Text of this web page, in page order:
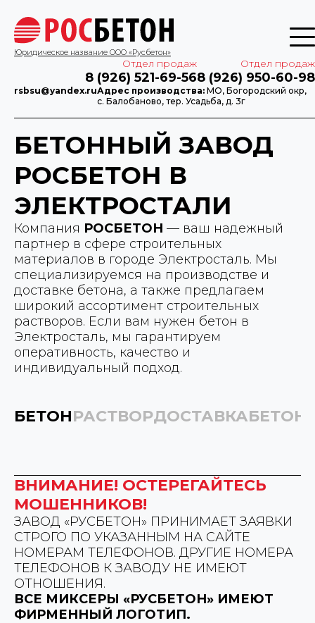
Юридическое название ООО «Русбетон»
Отдел продаж
8 (926) 521-69-56
Отдел продаж
8 (926) 950-60-98
rsbsu@yandex.ruАдрес производства: МО, Богородский окр,
с. Балобаново, тер. Усадьба, д. 3г
БЕТОННЫЙ ЗАВОД
РОСБЕТОН В
ЭЛЕКТРОСТАЛИ
Компания РОСБЕТОН — ваш надежный
партнер в сфере строительных
материалов в городе Электросталь. Мы
специализируемся на производстве и
доставке бетона, а также предлагаем
широкий ассортимент строительных
растворов. Если вам нужен бетон в
Электросталь, мы гарантируем
оперативность, качество и
индивидуальный подход.
БЕТОНРАСТВОРДОСТАВКА
ВНИМАНИЕ! ОСТЕРЕГАЙТЕСЬ
МОШЕННИКОВ!
ЗАВОД «РУСБЕТОН» ПРИНИМАЕТ ЗАЯВКИ
СТРОГО ПО УКАЗАННЫМ НА САЙТЕ
НОМЕРАМ ТЕЛЕФОНОВ. ДРУГИЕ НОМЕРА
ТЕЛЕФОНОВ К ЗАВОДУ НЕ ИМЕЮТ
ОТНОШЕНИЯ.
ВСЕ МИКСЕРЫ «РУСБЕТОН» ИМЕЮТ
ФИРМЕННЫЙ ЛОГОТИП.